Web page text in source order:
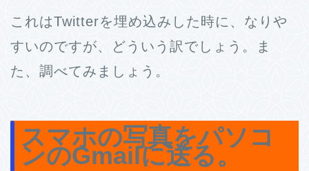
これはTwitterを埋め込みした時に、なりや
すいのですが、どういう訳でしょう。ま
た、調べてみましょう。
スマホの写真をパソコ
ンのGmailに送る。